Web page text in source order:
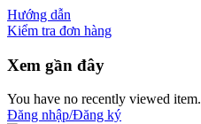
Hướng dẫn
Kiểm tra đơn hàng
Xem gần đây
You have no recently viewed item.
Đăng nhập/Đăng ký